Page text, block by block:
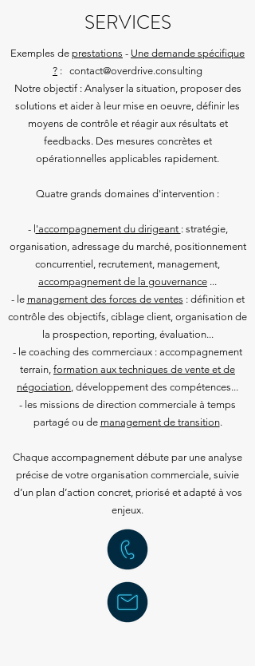
SERVICES
Exemples de prestations - Une demande spécifique
? : contact@overdrive.consulting
Notre objectif : Analyser la situation, proposer des
solutions et aider à leur mise en oeuvre, définir les
moyens de contrôle et réagir aux résultats et
feedbacks. Des mesures concrètes et
opérationnelles applicables rapidement.
Quatre grands domaines d'intervention :
- l 'accompagnement du dirigeant : stratégie,
organisation, adressage du marché, positionnement
concurrentiel, recrutement, management,
accompagnement de la gouvernance ...
- le management des forces de ventes : définition et
contrôle des objectifs, ciblage client, organisation de
la prospection, reporting, évaluation...
- le coaching des commerciaux : accompagnement
terrain, formation aux techniques de vente et de
négociation, développement des compétences...
- les missions de direction commerciale à temps
partagé ou de management de transition.
Chaque accompagnement débute par une analyse
précise de votre organisation commerciale, suivie
d’un plan d’action concret, priorisé et adapté à vos
enjeux.